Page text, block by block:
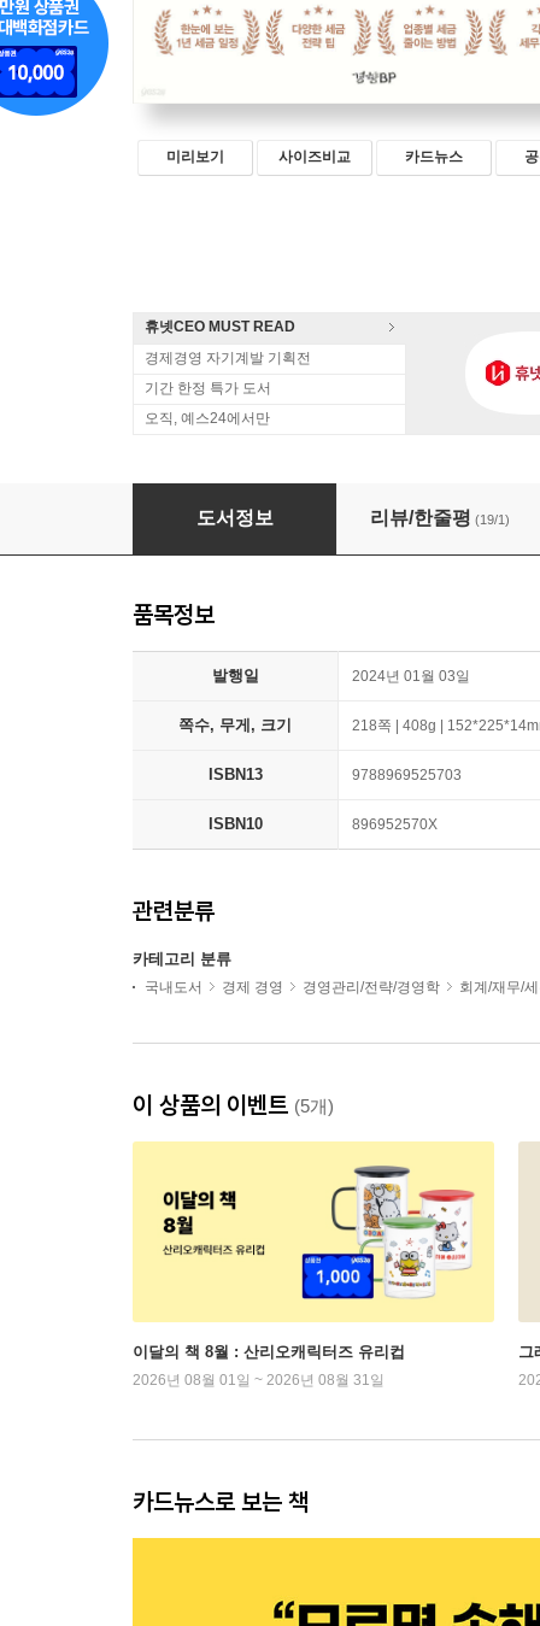
미리보기 사이즈비교 카드뉴스
휴넷CEO MUST READ
경제경영 자기계발 기획전
기간 한정 특가 도서
오직, 예스24에서만
고수 사장님의 세금 줄이기
도서정보 리뷰/한줄평 (19/1)
품목정보
발행일 2024년 01월 03일
쪽수, 무게, 크기 218쪽 | 408g |
ISBN13 9788969525703
ISBN10 896952570X
관련분류
카테고리 분류
국내도서 경제 경영 경영관리/전략/경영학 회계/재무/
이 상품의 이벤트 (5개)
이달의 책 8월 : 산리오캐릭터즈 유리컵
2026년 08월 01일 ~ 2026년 08월 31일
그
카드뉴스로 보는 책